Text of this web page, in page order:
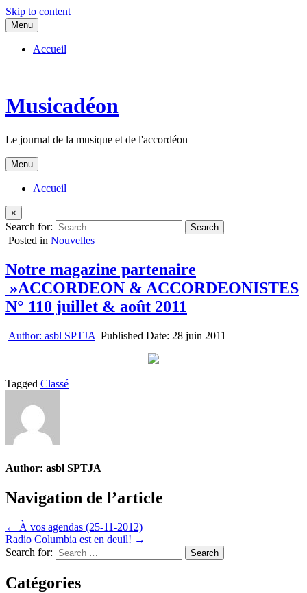
Skip to content
Menu
Accueil
Musicadéon
Le journal de la musique et de l'accordéon
Menu
Accueil
×
Search for:
Posted in Nouvelles
Notre magazine partenaire
»ACCORDEON & ACCORDEONISTES
N° 110 juillet & août 2011
Author: asbl SPTJA Published Date: 28 juin 2011
Tagged Classé
Author: asbl SPTJA
Navigation de l’article
← À vos agendas (25-11-2012)
Radio Columbia est en deuil! →
Search for:
Catégories